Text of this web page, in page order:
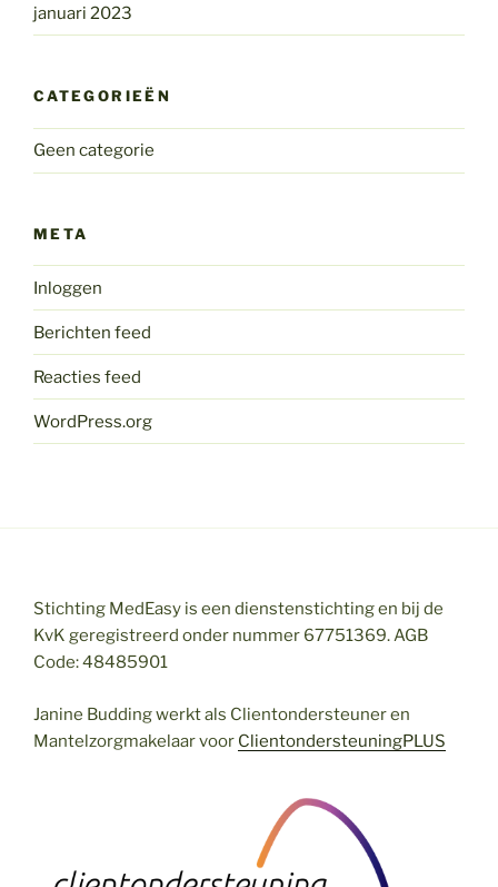
januari 2023
CATEGORIEËN
Geen categorie
META
Inloggen
Berichten feed
Reacties feed
WordPress.org
Stichting MedEasy is een dienstenstichting en bij de
KvK geregistreerd onder nummer 67751369. AGB
Code: 48485901
Janine Budding werkt als Clientondersteuner en
Mantelzorgmakelaar voor ClientondersteuningPLUS